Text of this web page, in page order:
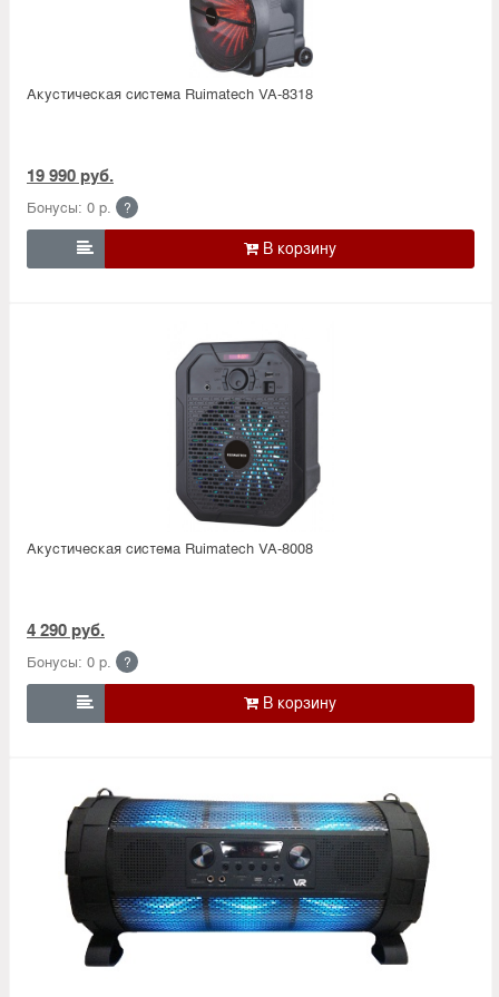
Акустическая система Ruimatech VA-8318
19 990 руб.
Бонусы: 0 р. ?

Акустическая система Ruimatech VA-8008
4 290 руб.
Бонусы: 0 р. ?
